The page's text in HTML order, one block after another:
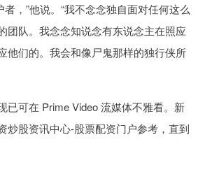
者，”他说。“我不念念独自面对任何这么
团队。我念念知说念有东说念主在照应
他们的。我会和像尸鬼那样的独行侠所
已可在 Prime Video 流媒体不雅看。新
炒股资讯中心-股票配资门户参考，直到